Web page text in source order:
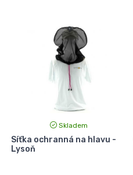
Skladem
Síťka ochranná na hlavu -
Lysoň